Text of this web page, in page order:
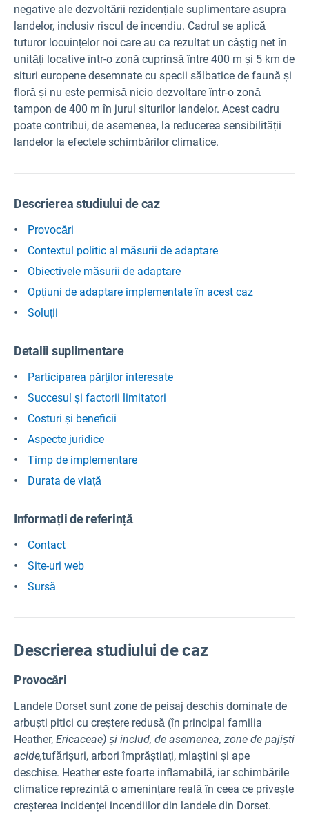
negative ale dezvoltării rezidențiale suplimentare asupra
landelor, inclusiv riscul de incendiu. Cadrul se aplică
tuturor locuințelor noi care au ca rezultat un câștig net în
unități locative într-o zonă cuprinsă între 400 m și 5 km de
situri europene desemnate cu specii sălbatice de faună și
floră și nu este permisă nicio dezvoltare într-o zonă
tampon de 400 m în jurul siturilor landelor. Acest cadru
poate contribui, de asemenea, la reducerea sensibilității
landelor la efectele schimbărilor climatice.
Descrierea studiului de caz
Provocări
Contextul politic al măsurii de adaptare
Obiectivele măsurii de adaptare
Opțiuni de adaptare implementate în acest caz
Soluții
Detalii suplimentare
Participarea părților interesate
Succesul și factorii limitatori
Costuri și beneficii
Aspecte juridice
Timp de implementare
Durata de viață
Informații de referință
Contact
Site-uri web
Sursă
Descrierea studiului de caz
Provocări
Landele Dorset sunt zone de peisaj deschis dominate de
arbuști pitici cu creștere redusă (în principal familia
Heather, Ericaceae) și includ, de asemenea, zone de pajiști
acide,tufărișuri, arbori împrăștiați, mlaștini și ape
deschise. Heather este foarte inflamabilă, iar schimbările
climatice reprezintă o amenințare reală în ceea ce privește
creșterea incidenței incendiilor din landele din Dorset.